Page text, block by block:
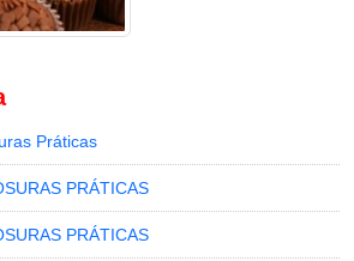
Práticas
PRÁTICAS
PRÁTICAS